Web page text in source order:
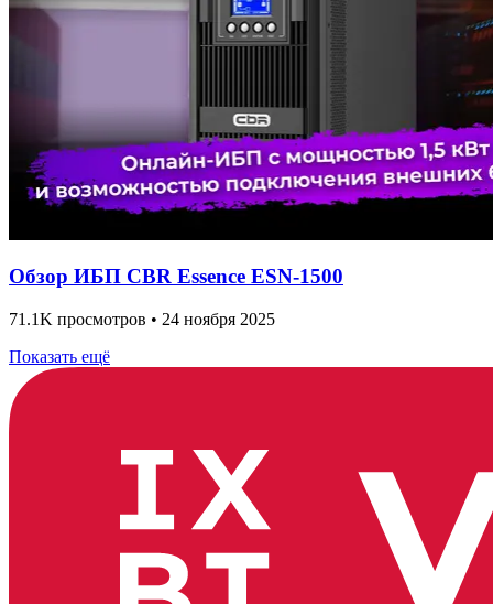
Обзор ИБП CBR Essence ESN-1500
71.1K просмотров • 24 ноября 2025
Показать ещё